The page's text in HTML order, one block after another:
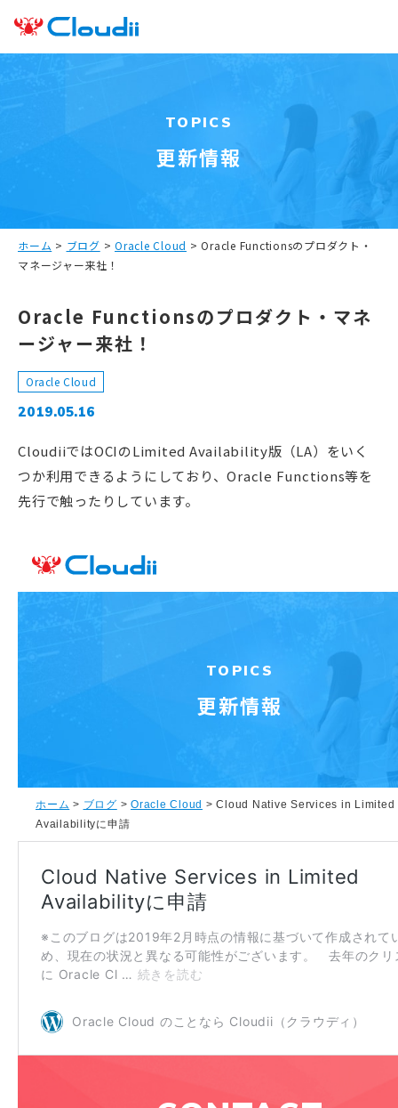
TOPICS
更新情報
ホーム > ブログ > Oracle Cloud >Oracle Functionsのプロダクト・
マネージャー来社！
Oracle Functionsのプロダクト・マネ
ージャー来社！
Oracle Cloud
2019.05.16
CloudiiではOCIのLimited Availability版（LA）をいく
つか利用できるようにしており、Oracle Functions等を
先行で触ったりしています。